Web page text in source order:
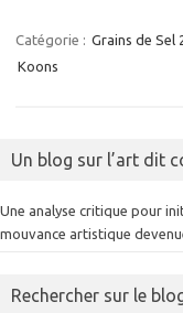
Catégorie : Grains de Sel
Koons
Un blog sur l’art dit
Une analyse critique pour
mouvance artistique
Rechercher sur le